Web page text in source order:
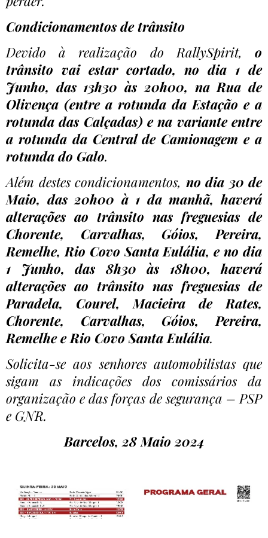
Condicionamentos de trânsito
Devido à realização do RallySpirit, o
trânsito vai estar cortado, no dia 1 de
Junho, das 13h30 às 20h00, na Rua de
Olivença (entre a rotunda da Estação e a
rotunda das Calçadas) e na variante entre
a rotunda da Central de Camionagem e a
rotunda do Galo.
Além destes condicionamentos, no dia 30 de
Maio, das 20h00 à 1 da manhã, haverá
alterações ao trânsito nas freguesias de
Chorente, Carvalhas, Góios, Pereira,
Remelhe, Rio Covo Santa Eulália, e no dia
1 Junho, das 8h30 às 18h00, haverá
alterações ao trânsito nas freguesias de
Paradela, Courel, Macieira de Rates,
Chorente, Carvalhas, Góios, Pereira,
Remelhe e Rio Covo Santa Eulália.
Solicita-se aos senhores automobilistas que
sigam as indicações dos comissários da
organização e das forças de segurança – PSP
e GNR.
Barcelos, 28 Maio 2024